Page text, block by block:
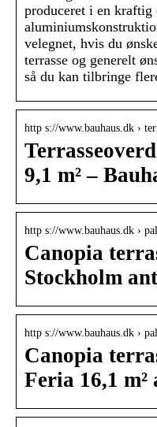
produceret i en kraftig
velegnet, hvis du
terrasse og generelt
så du kan tilbringe
http s://www.bauhaus.dk ›
9,1 m² –
http s://www.bauhaus.dk ›
Canopia
Stockholm
http s://www.bauhaus.dk ›
Canopia
Feria 16,1